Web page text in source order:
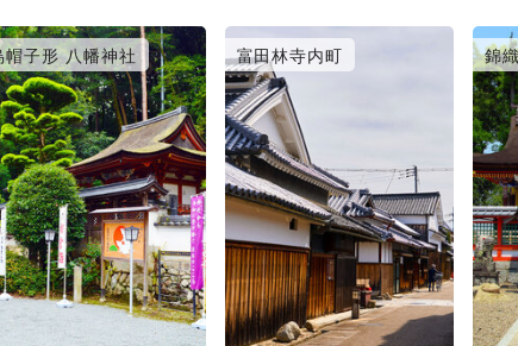
帽子形 八幡神社 富田林寺内町 錦